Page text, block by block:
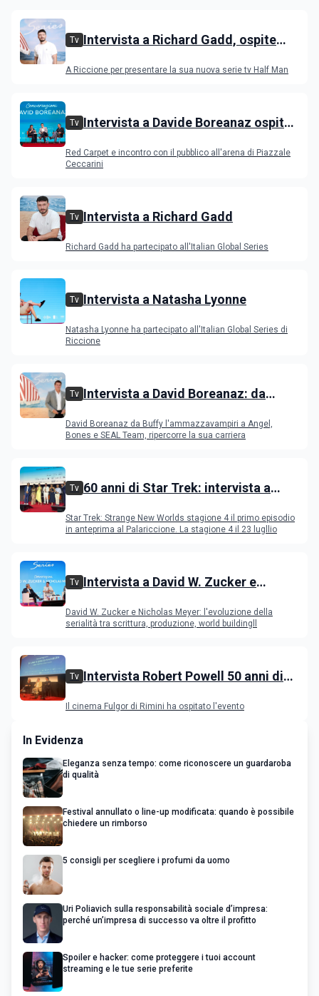
Tv Intervista a Richard Gadd, ospite
A Riccione per presentare la sua nuova serie tv Half Man
Tv Intervista a Davide Boreanaz ospite
Red Carpet e incontro con il pubblico all'arena di Piazzale
Ceccarini
Tv Intervista a Richard Gadd
Richard Gadd ha partecipato all'Italian Global Series
Tv Intervista a Natasha Lyonne
Natasha Lyonne ha partecipato all'Italian Global Series di
Riccione
Tv Intervista a David Boreanaz: da
Bones e SEAL Team
David Boreanaz da Buffy l'ammazzavampiri a Angel,
Bones e SEAL Team, ripercorre la sua carriera
Tv 60 anni di Star Trek: intervista a
Romijn, Anson Mount
Star Trek: Strange New Worlds stagione 4 il primo episodio
in anteprima al Palariccione. La stagione 4 il 23 lugllio
Tv Intervista a David W. Zucker e
serialità internazionale
David W. Zucker e Nicholas Meyer: l'evoluzione della
serialità tra scrittura, produzione, world buildingll
Tv Intervista Robert Powell 50 anni di
pubblico
Il cinema Fulgor di Rimini ha ospitato l'evento
In Evidenza
Eleganza senza tempo: come riconoscere un guardaroba
di qualità
Festival annullato o line-up modificata: quando è possibile
chiedere un rimborso
5 consigli per scegliere i profumi da uomo
Uri Poliavich sulla responsabilità sociale d’impresa:
perché un’impresa di successo va oltre il profitto
Spoiler e hacker: come proteggere i tuoi account
streaming e le tue serie preferite